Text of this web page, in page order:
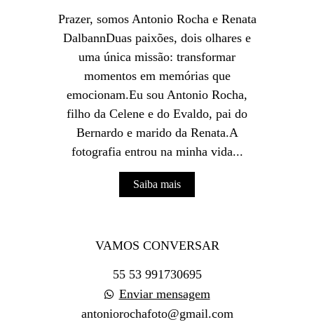
Prazer, somos Antonio Rocha e Renata
DalbannDuas paixões, dois olhares e
uma única missão: transformar
momentos em memórias que
emocionam.Eu sou Antonio Rocha,
filho da Celene e do Evaldo, pai do
Bernardo e marido da Renata.A
fotografia entrou na minha vida...
Saiba mais
VAMOS CONVERSAR
55 53 991730695
Enviar mensagem
antoniorochafoto@gmail.com